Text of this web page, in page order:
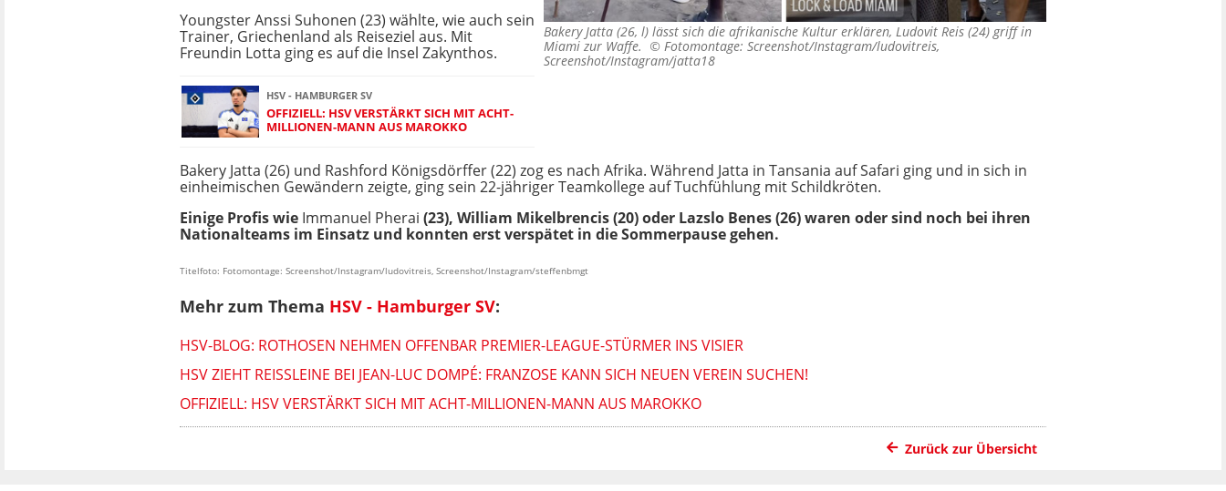
Bakery Jatta (26, l) lässt sich die afrikanische Kultur erklären, Ludovit Reis (24) griff in
Miami zur Waffe. © Fotomontage: Screenshot/Instagram/ludovitreis,
Screenshot/Instagram/jatta18
Youngster Anssi Suhonen (23) wählte, wie auch sein
Trainer, Griechenland als Reiseziel aus. Mit
Freundin Lotta ging es auf die Insel Zakynthos.
HSV - HAMBURGER SV
OFFIZIELL: HSV VERSTÄRKT SICH MIT ACHT-
MILLIONEN-MANN AUS MAROKKO
Bakery Jatta (26) und Rashford Königsdörffer (22) zog es nach Afrika. Während Jatta in Tansania auf Safari ging und in sich in
einheimischen Gewändern zeigte, ging sein 22-jähriger Teamkollege auf Tuchfühlung mit Schildkröten.
Einige Profis wie Immanuel Pherai (23), William Mikelbrencis (20) oder Lazslo Benes (26) waren oder sind noch bei ihren
Nationalteams im Einsatz und konnten erst verspätet in die Sommerpause gehen.
Titelfoto: Fotomontage: Screenshot/Instagram/ludovitreis, Screenshot/Instagram/steffenbmgt
Mehr zum Thema HSV - Hamburger SV:
HSV-BLOG: ROTHOSEN NEHMEN OFFENBAR PREMIER-LEAGUE-STÜRMER INS VISIER
HSV ZIEHT REISSLEINE BEI JEAN-LUC DOMPÉ: FRANZOSE KANN SICH NEUEN VEREIN SUCHEN!
OFFIZIELL: HSV VERSTÄRKT SICH MIT ACHT-MILLIONEN-MANN AUS MAROKKO
Zurück zur Übersicht